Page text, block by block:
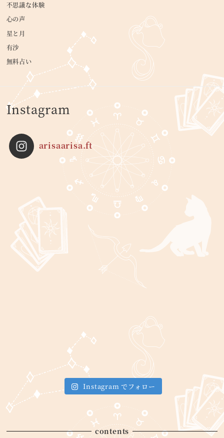
不思議な体験
心の声
星と月
有沙
無料占い
Instagram
arisaarisa.ft
Instagram でフォロー
contents